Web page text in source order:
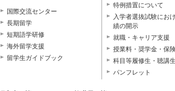
国際交流センター
長期留学
短期語学研修
海外留学支援
留学生ガイドブック
特例措置について
入学者選抜試験にお
績の開示
就職・キャリア支援
授業料・奨学金・保
科目等履修生・聴講
パンフレット